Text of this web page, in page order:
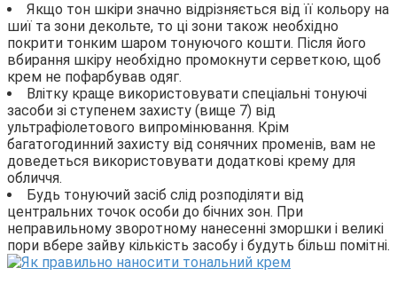
Якщо тон шкіри значно відрізняється від її кольору на
шиї та зони декольте, то ці зони також необхідно
покрити тонким шаром тонуючого кошти. Після його
вбирання шкіру необхідно промокнути серветкою, щоб
крем не пофарбував одяг.
Влітку краще використовувати спеціальні тонуючі
засоби зі ступенем захисту (вище 7) від
ультрафіолетового випромінювання. Крім
багатогодинний захисту від сонячних променів, вам не
доведеться використовувати додаткові крему для
обличчя.
Будь тонуючий засіб слід розподіляти від
центральних точок особи до бічних зон. При
неправильному зворотному нанесенні зморшки і великі
пори вбере зайву кількість засобу і будуть більш помітні.